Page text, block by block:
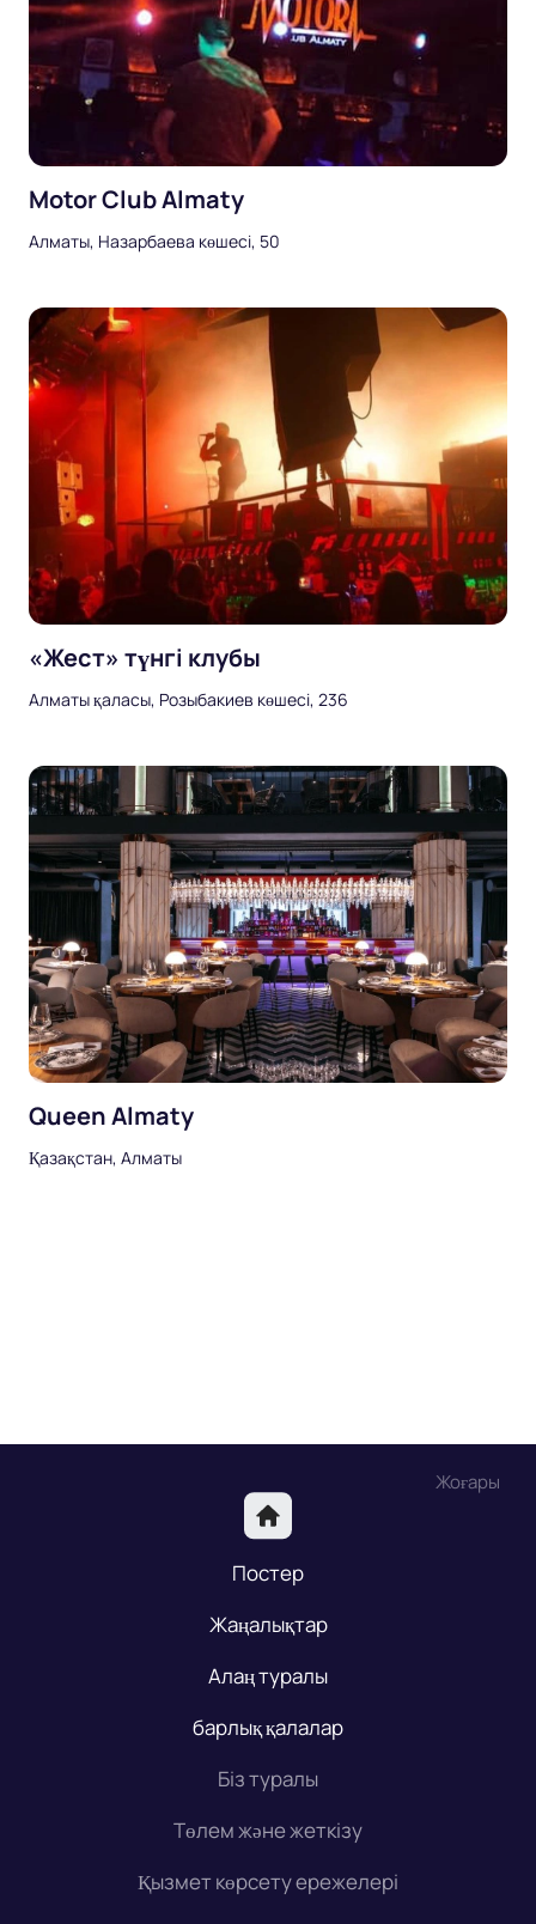
Motor Club Almaty
Алматы, Назарбаева көшесі, 50
«Жест» түнгі клубы
Алматы қаласы, Розыбакиев көшесі, 236
Queen Almaty
Қазақстан, Алматы
Жоғары
Постер
Жаңалықтар
Алаң туралы
барлық қалалар
Біз туралы
Төлем және жеткізу
Қызмет көрсету ережелері